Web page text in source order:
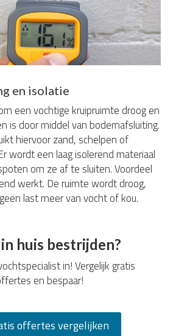
en isolatie
een vochtige kruipruimte droog en
is door middel van bodemafsluiting.
hiervoor zand, schelpen of
wordt een laag isolerend materiaal
om ze af te sluiten. Voordeel
werkt. De ruimte wordt droog,
last meer van vocht of kou.
huis bestrijden?
in! Vergelijk gratis
en bespaar!
offertes vergelijken